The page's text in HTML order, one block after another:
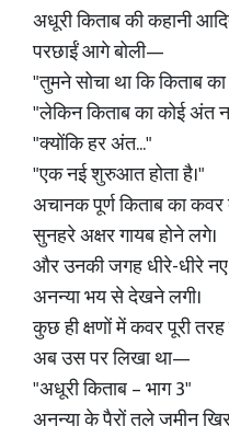
अधूरी किताब की कहानी
परछाईं आगे बोली—
"तुमने सोचा था कि किताब
"लेकिन किताब का कोई अंत
"क्योंकि हर अंत..."
"एक नई शुरुआत होता है।"
अचानक पूर्ण किताब का
सुनहरे अक्षर गायब होने लगे।
और उनकी जगह धीरे-धीरे
अनन्या भय से देखने लगी।
कुछ ही क्षणों में कवर पूरी
अब उस पर लिखा था—
"अधूरी किताब – भाग 3"